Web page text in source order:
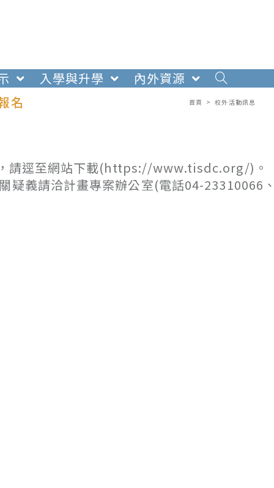
入學與升學
內外資源
名
首頁 > 校外活動訊息
請逕至網站下載(https://www.tisdc.org/)。
疑義請洽計畫專案辦公室(電話04-23310066